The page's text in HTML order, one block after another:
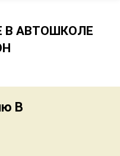
В АВТОШКОЛЕ
B